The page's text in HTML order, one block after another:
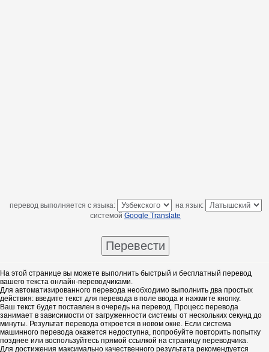
перевод выполняется с языка:
на язык:
системой Google Translate
На этой странице вы можете выполнить быстрый и бесплатный перевод
вашего текста онлайн-переводчиками.
Для автоматизированного перевода необходимо выполнить два простых
действия: введите текст для перевода в поле ввода и нажмите кнопку.
Ваш текст будет поставлен в очередь на перевод. Процесс перевода
занимает в зависимости от загруженности системы от нескольких секунд до
минуты. Результат перевода откроется в новом окне. Если система
машинного перевода окажется недоступна, попробуйте повторить попытку
позднее или воспользуйтесь прямой ссылкой на страницу переводчика.
Для достижения максимально качественного результата рекомендуется